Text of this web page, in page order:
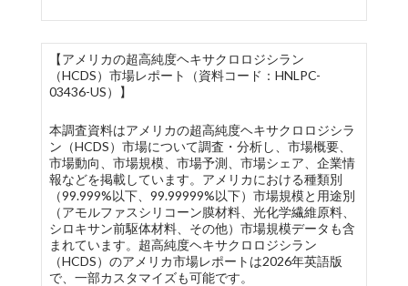
【アメリカの超高純度ヘキサクロロジシラン
（HCDS）市場レポート（資料コード：HNLPC-
03436-US）】
本調査資料はアメリカの超高純度ヘキサクロロジシラ
ン（HCDS）市場について調査・分析し、市場概要、
市場動向、市場規模、市場予測、市場シェア、企業情
報などを掲載しています。アメリカにおける種類別
（99.999%以下、99.99999%以下）市場規模と用途別
（アモルファスシリコーン膜材料、光化学繊維原料、
シロキサン前駆体材料、その他）市場規模データも含
まれています。超高純度ヘキサクロロジシラン
（HCDS）のアメリカ市場レポートは2026年英語版
で、一部カスタマイズも可能です。